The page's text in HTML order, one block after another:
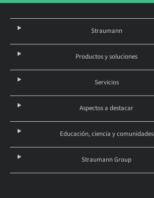
Straumann
Productos y soluciones
Servicios
Aspectos a destacar
Educación, ciencia y comunidades
Straumann Group